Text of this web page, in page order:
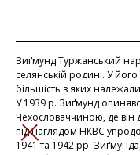
ЗАКРИТИ
Зиґмунд Туржанський
селянській родині. У
більшість з яких
У 1939 р. Зиґмунд
Чехословаччиною, де він
під наглядом НКВС
1941 та 1942 рр.